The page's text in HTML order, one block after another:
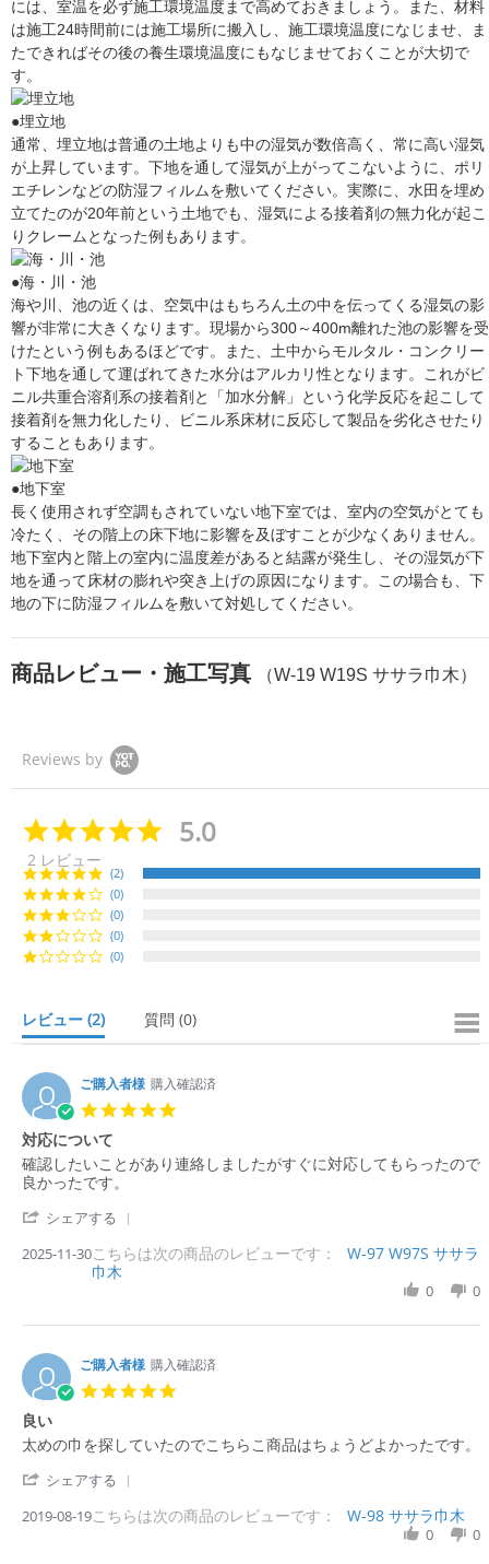
には、室温を必ず施工環境温度まで高めておきましょう。また、材料
は施工24時間前には施工場所に搬入し、施工環境温度になじませ、ま
たできればその後の養生環境温度にもなじませておくことが大切で
す。
●埋立地
通常、埋立地は普通の土地よりも中の湿気が数倍高く、常に高い湿気
が上昇しています。下地を通して湿気が上がってこないように、ポリ
エチレンなどの防湿フィルムを敷いてください。実際に、水田を埋め
立てたのが20年前という土地でも、湿気による接着剤の無力化が起こ
りクレームとなった例もあります。
●海・川・池
海や川、池の近くは、空気中はもちろん土の中を伝ってくる湿気の影
響が非常に大きくなります。現場から300～400m離れた池の影響を受
けたという例もあるほどです。また、土中からモルタル・コンクリー
ト下地を通して運ばれてきた水分はアルカリ性となります。これがビ
ニル共重合溶剤系の接着剤と「加水分解」という化学反応を起こして
接着剤を無力化したり、ビニル系床材に反応して製品を劣化させたり
することもあります。
●地下室
長く使用されず空調もされていない地下室では、室内の空気がとても
冷たく、その階上の床下地に影響を及ぼすことが少なくありません。
地下室内と階上の室内に温度差があると結露が発生し、その湿気が下
地を通って床材の膨れや突き上げの原因になります。この場合も、下
地の下に防湿フィルムを敷いて対処してください。
商品レビュー・施工写真 （W-19 W19S ササラ巾木）
Reviews by
t
n
g
5.0
2 レビュー
(2)
(0)
(0)
(0)
(0)
レビュー (2) 質問 (0)
ご購入者様 購入確認済
t
t
対応について
R
e
i
w
入
様
o
n
3
0
N
o
2
r
e
i
w
t
n
g
対
応
に
つ
い
確認したいことがあり連絡しましたがすぐに対応してもらったので
良かったです。
シェアする
h
R
v
i
e
b
y
者
2025-11-30こちらは次の商品のレビューです：
W-97 W97S ササラ
巾木
0 0
ご購入者様 購入確認済
t
a
良い
R
v
e
r
v
e
太めの巾を探していたのでこちらこ商品はちょうどよかったです。
シェアする
h
2019-08-19こちらは次の商品のレビューです： W-98 ササラ巾木
0 0